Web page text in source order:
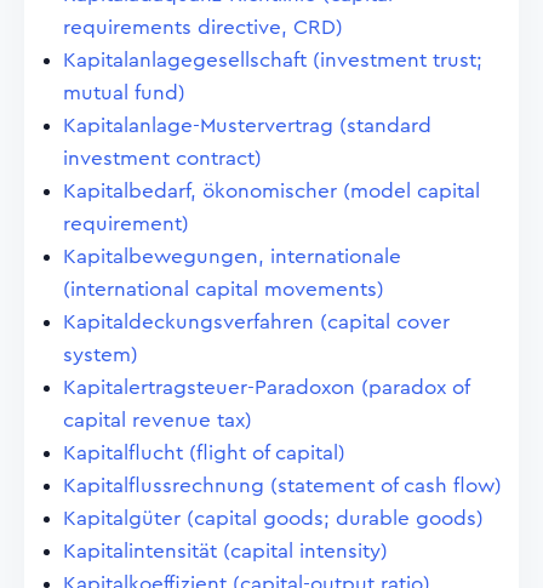
requirements directive, CRD)
Kapitalanlagegesellschaft (investment trust;
mutual fund)
Kapitalanlage-Mustervertrag (standard
investment contract)
Kapitalbedarf, ökonomischer (model capital
requirement)
Kapitalbewegungen, internationale
(international capital movements)
Kapitaldeckungsverfahren (capital cover
system)
Kapitalertragsteuer-Paradoxon (paradox of
capital revenue tax)
Kapitalflucht (flight of capital)
Kapitalflussrechnung (statement of cash flow)
Kapitalgüter (capital goods; durable goods)
Kapitalintensität (capital intensity)
Kapitalkoeffizient (capital-output ratio)